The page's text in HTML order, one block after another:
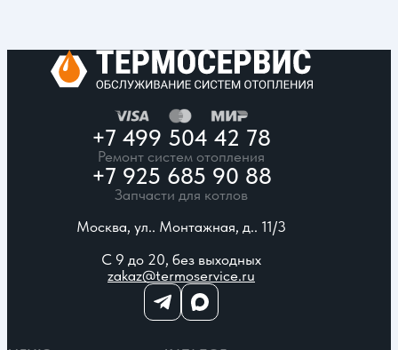
+7 499 504 42 78
Ремонт систем отопления
+7 925 685 90 88
Запчасти для котлов
Москва, ул.. Монтажная, д.. 11/3
С 9 до 20, без выходных
zakaz@termoservice.ru